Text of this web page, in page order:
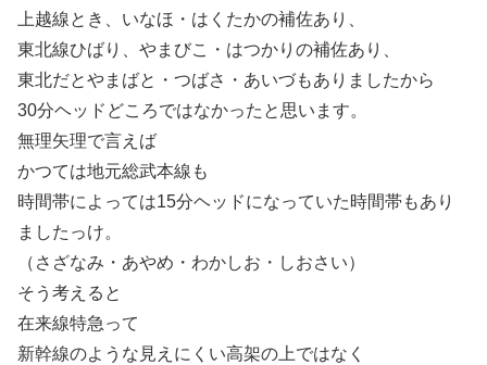
上越線とき、いなほ・はくたかの補佐あり、
東北線ひばり、やまびこ・はつかりの補佐あり、
東北だとやまばと・つばさ・あいづもありましたから
30分ヘッドどころではなかったと思います。
無理矢理で言えば
かつては地元総武本線も
時間帯によっては15分ヘッドになっていた時間帯もあり
ましたっけ。
（さざなみ・あやめ・わかしお・しおさい）
そう考えると
在来線特急って
新幹線のような見えにくい高架の上ではなく